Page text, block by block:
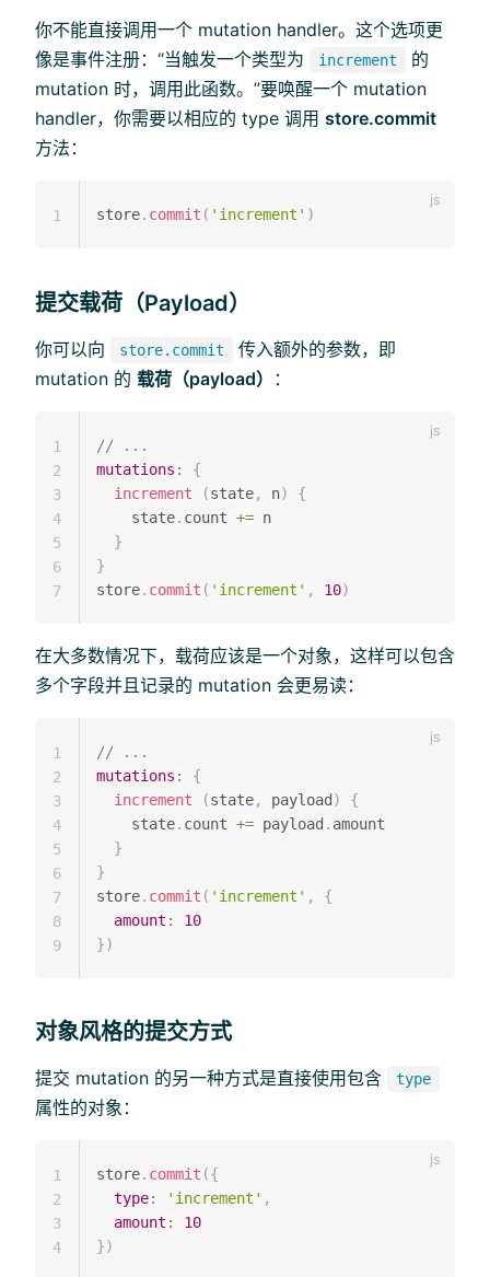
你不能直接调用一个 mutation handler。这个选项更
像是事件注册：“当触发一个类型为
increment
的
mutation 时，调用此函数。”要唤醒一个 mutation
handler，你需要以相应的 type 调用 store.commit
方法：
store. commit ( 'increment' )
1
提交载荷（Payload）
你可以向 store.commit
传入额外的参数，即
mutation 的 载荷（payload） ：
// ...
mutations :
{
increment
(state, n)
{
    state
. count += n
}
}
store. commit ( 'increment' , 10)
1
2
3
4
5
6
7
在大多数情况下，载荷应该是一个对象，这样可以包含
多个字段并且记录的 mutation 会更易读：
// ...
mutations :
{
increment
(state, payload)
{
    state
. count += payload . amount
}
}
store. commit ( 'increment' ,
{
amount :
10
})
1
2
3
4
5
6
7
8
9
对象风格的提交方式
提交 mutation 的另一种方式是直接使用包含 type
属性的对象：
store. commit ({
type: 'increment' ,
amount :
10
})
1
2
3
4